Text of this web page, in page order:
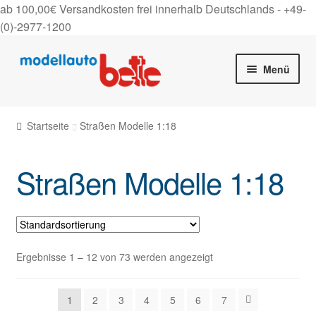
ab 100,00€ Versandkosten frei innerhalb Deutschlands - +49-
(0)-2977-1200
Zur
Zum
Menü
Rally Modelle 1:18
Rally Modelle 1:43
Straßen Modelle 1:18
Straßen Modelle 1:43
Startseite Straßen Modelle 1:18
Straßen Modelle 1:18
Ergebnisse 1 – 12 von 73 werden angezeigt
1 2 3 4 5 6 7